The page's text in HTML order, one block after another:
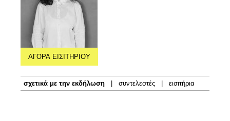
ΑΓΟΡΑ ΕΙΣΙΤΗΡΙΟΥ
σχετικά με την εκδήλωση | συντελεστές | εισιτήρια